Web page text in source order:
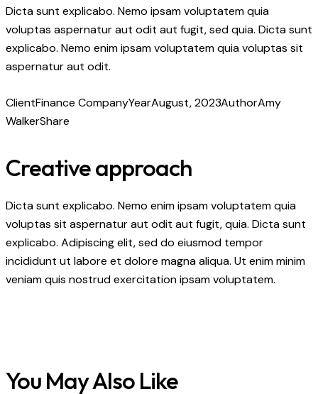
Dicta sunt explicabo. Nemo ipsam voluptatem quia
voluptas aspernatur aut odit aut fugit, sed quia. Dicta sunt
explicabo. Nemo enim ipsam voluptatem quia voluptas sit
aspernatur aut odit.
ClientFinance CompanyYearAugust, 2023AuthorAmy
WalkerShare
Creative approach
Dicta sunt explicabo. Nemo enim ipsam voluptatem quia
voluptas sit aspernatur aut odit aut fugit, quia. Dicta sunt
explicabo. Adipiscing elit, sed do eiusmod tempor
incididunt ut labore et dolore magna aliqua. Ut enim minim
veniam quis nostrud exercitation ipsam voluptatem.
You May Also Like